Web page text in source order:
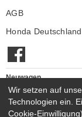
AGB
Honda Deutschland
Neuwagen
Honda Neuwagen
Gebrauchtwagen
Wir setzen auf
Technologien ein.
Cookie-